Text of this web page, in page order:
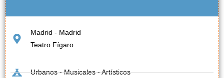
Madrid - Madrid
Teatro Fígaro
Urbanos - Musicales - Artísticos